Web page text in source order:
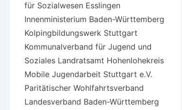
für Sozialwesen Esslingen
Innenministerium Baden-Württemberg
Kolpingbildungswerk Stuttgart
Kommunalverband für Jugend und
Soziales Landratsamt Hohenlohekreis
Mobile Jugendarbeit Stuttgart e.V.
Paritätischer Wohlfahrtsverband
Landesverband Baden-Württemberg